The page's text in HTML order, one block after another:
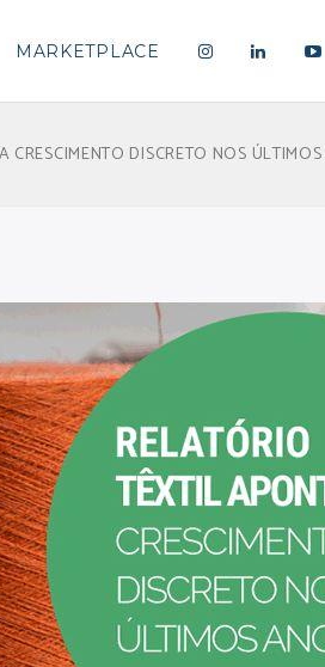
MARKETPLACE
CRESCIMENTO DISCRETO NOS